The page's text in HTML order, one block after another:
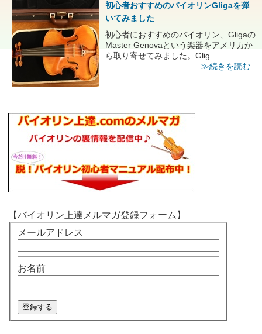
初心者おすすめのバイオリンGligaを弾
いてみました
初心者におすすめのバイオリン、Gligaの
Master Genovaという楽器をアメリカか
ら取り寄せてみました。Glig...
≫続きを読む
【バイオリン上達メルマガ登録フォーム】
メールアドレス
お名前